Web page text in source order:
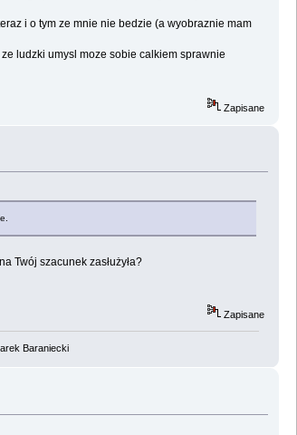
i o tym ze mnie nie bedzie (a wyobraznie mam
ludzki umysl moze sobie calkiem sprawnie
Zapisane
Twój szacunek zasłużyła?
Zapisane
Baraniecki